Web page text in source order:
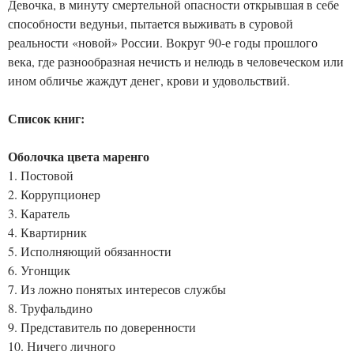
Девочка, в минуту смертельной опасности открывшая в себе
способности ведуньи, пытается выживать в суровой
реальности «новой» России. Вокруг 90-е годы прошлого
века, где разнообразная нечисть и нелюдь в человеческом или
ином обличье жаждут денег, крови и удовольствий.
Список книг:
Оболочка цвета маренго
1. Постовой
2. Коррупционер
3. Каратель
4. Квартирник
5. Исполняющий обязанности
6. Угонщик
7. Из ложно понятых интересов службы
8. Труфальдино
9. Представитель по доверенности
10. Ничего личного